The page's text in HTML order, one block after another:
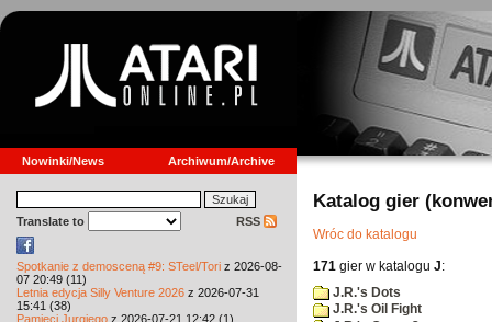
Nowinki/News Archiwum/Archive
Translate to RSS
Spotkanie z demosceną #9: STeel/Tori z 2026-08-
07 20:49 (11)
Letnia edycja Silly Venture 2026 z 2026-07-31
15:41 (38)
Pamięci Jurgiego z 2026-07-21 12:42 (1)
Katalog gier
Wróc do katalogu
171 gier w katalogu J:
J.R.'s Dots
J.R.'s Oil Fight